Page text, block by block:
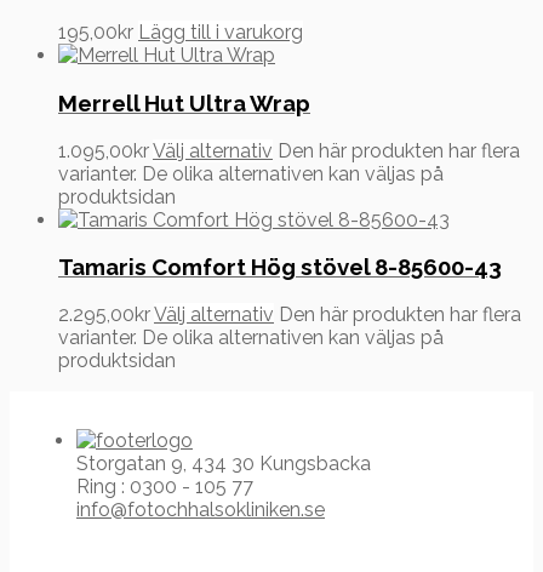
195,00kr Lägg till i varukorg
Merrell Hut Ultra Wrap
1.095,00krVälj alternativ Den här produkten har flera
varianter. De olika alternativen kan väljas på
produktsidan
Tamaris Comfort Hög stövel 8-85600-43
2.295,00krVälj alternativ Den här produkten har flera
varianter. De olika alternativen kan väljas på
produktsidan
Storgatan 9, 434 30 Kungsbacka
Ring : 0300 - 105 77
info@fotochhalsokliniken.se